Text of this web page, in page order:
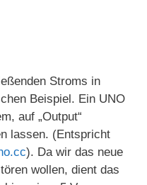
Stroms in
Beispiel. Ein UNO
auf „Output“
lassen. (Entspricht
). Da wir das neue
wollen, dient das